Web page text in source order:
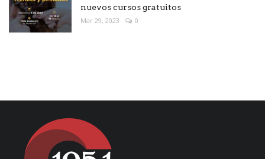
nuevos cursos gratuitos
Mar 29, 2023 0